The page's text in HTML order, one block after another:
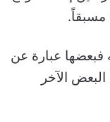
مسبقاً.
عبارة عن
الآخر